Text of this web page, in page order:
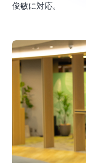
俊敏に対応。